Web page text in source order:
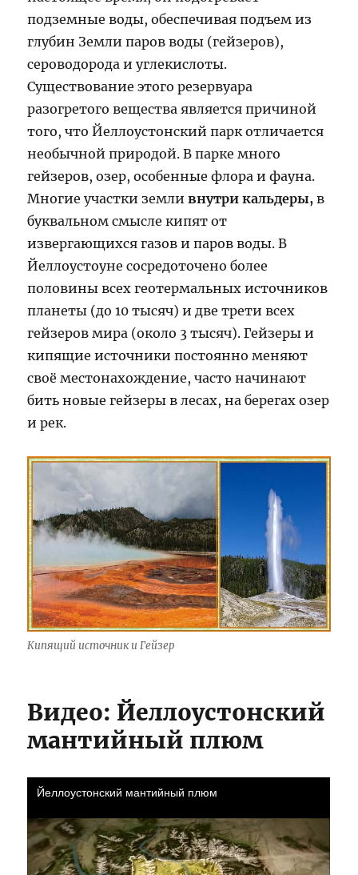
подземные воды, обеспечивая подъем из
глубин Земли паров воды (гейзеров),
сероводорода и углекислоты.
Существование этого резервуара
разогретого вещества является причиной
того, что Йеллоустонский парк отличается
необычной природой. В парке много
гейзеров, озер, особенные флора и фауна.
Многие участки земливнутри кальдеры, в
буквальном смысле кипят от
извергающихся газов и паров воды. В
Йеллоустоуне сосредоточено более
половины всех геотермальных источников
планеты (до 10 тысяч) и две трети всех
гейзеров мира (около 3 тысяч). Гейзеры и
кипящие источники постоянно меняют
своё местонахождение, часто начинают
бить новые гейзеры в лесах, на берегах озер
и рек.
Кипящий источник и Гейзер
Видео: Йеллоустонский
мантийный плюм